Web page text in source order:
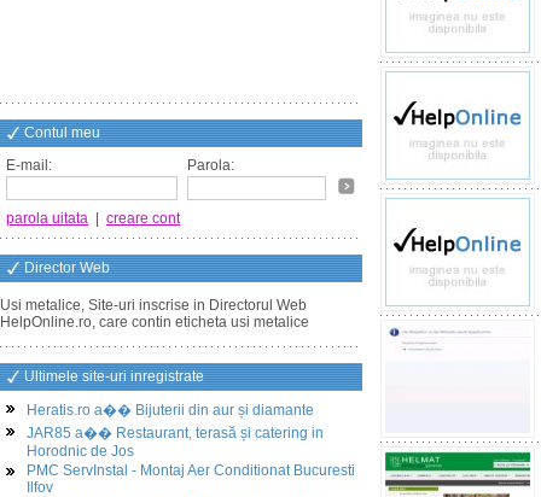
Contul meu
E-mail:
Parola:
parola uitata creare cont
Director Web
Usi metalice, Site-uri inscrise in Directorul Web
HelpOnline.ro, care contin eticheta usi metalice
Ultimele site-uri inregistrate
Heratis.ro a�� Bijuterii din aur și diamante
JAR85 a�� Restaurant, terasă și catering in
Horodnic de Jos
PMC ServInstal - Montaj Aer Conditionat Bucuresti
Ilfov